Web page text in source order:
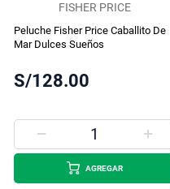
FISHER PRICE
Peluche Fisher Price Caballito De
Mar Dulces Sueños
S/128.00
AGREGAR